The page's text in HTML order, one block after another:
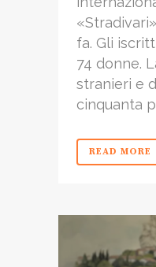
fa. Gli
74 donne.
stranieri e
cinquanta
READ MORE